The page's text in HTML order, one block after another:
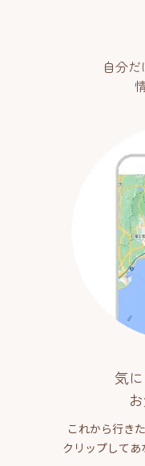
自分
気
これから行き
クリップしてあ